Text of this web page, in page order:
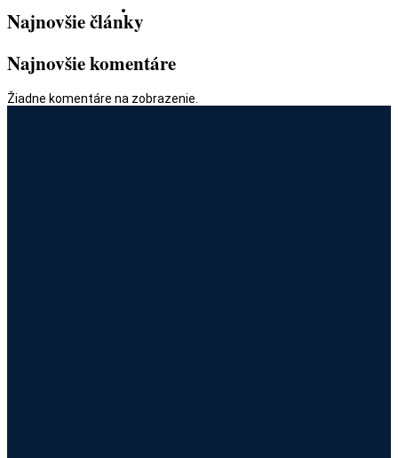
Najnovšie články
Najnovšie komentáre
Žiadne komentáre na zobrazenie.